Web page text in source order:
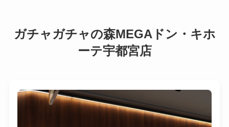
ガチャガチャの森MEGAドン・キホ
ーテ宇都宮店